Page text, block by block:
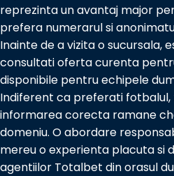
reprezinta un avantaj major
prefera numerarul si
Inainte de a vizita o sucursala,
consultati oferta curenta
disponibile pentru echipele
Indiferent ca preferati fotbalul,
informarea corecta ramane
domeniu. O abordare
mereu o experienta placuta si
agentiilor Totalbet din orasul